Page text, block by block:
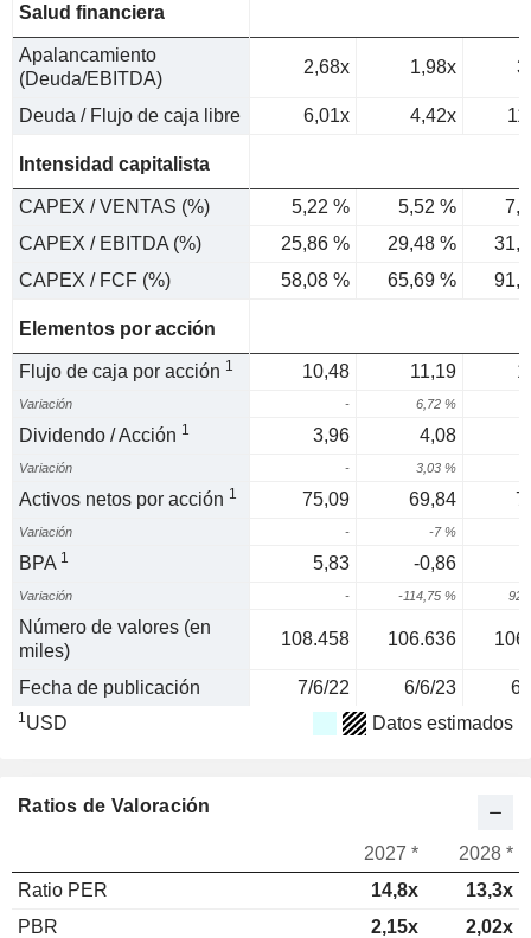
Salud financiera
Apalancamiento
(Deuda/EBITDA)
2,68x 1,98x
Deuda / Flujo de caja libre 6,01x 4,42x
Intensidad capitalista
CAPEX / VENTAS (%) 5,22 % 5,52 %
CAPEX / EBITDA (%)
25,86 % 29,48 %
CAPEX / FCF (%)
58,08 % 65,69 %
Elementos por acción
Flujo de caja por acción 1 10,48 11,19
Variación - 6,72 %
Dividendo / Acción 1 3,96 4,08
Variación - 3,03 %
Activos netos por acción 1 75,09 69,84
Variación - -7 %
BPA 1 5,83 -0,86
Variación - -114,75 %
Número de valores (en
miles)
108.458 106.636
Fecha de publicación 7/6/22 6/6/23 6/
1USD Datos estimados
Ratios de Valoración
2027 *
2028 *
Ratio PER
14,8x
13,3x
PBR
2,15x 2,02x